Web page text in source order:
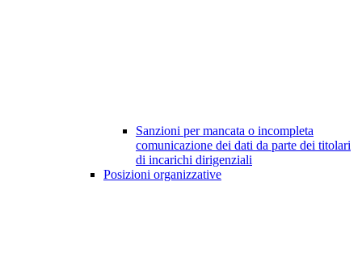
Sanzioni per mancata o incompleta
comunicazione dei dati da parte dei titolari
di incarichi dirigenziali
Posizioni organizzative